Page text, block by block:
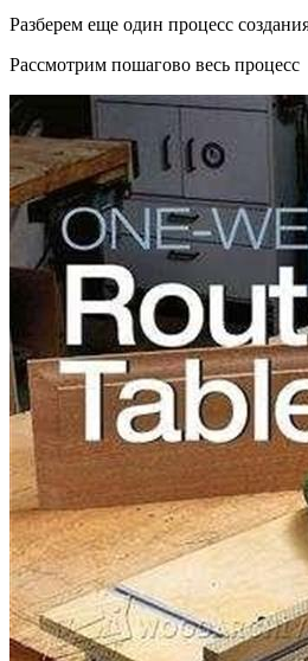
Разберем еще один процесс
Рассмотрим пошагово весь процесс